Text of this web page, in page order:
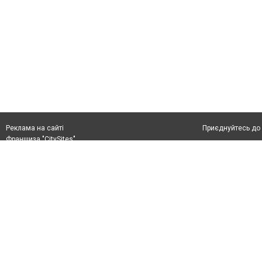
Реклама на сайті
Франшиза "CitySites"
Приєднуйтесь до